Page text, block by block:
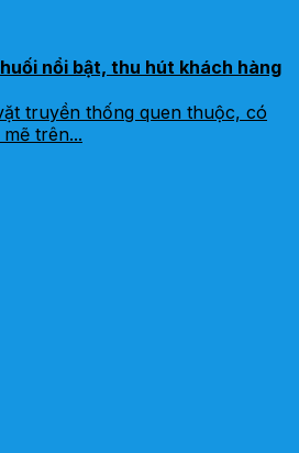
nổi bật, thu hút khách hàng
truyền thống quen thuộc, có
trên...